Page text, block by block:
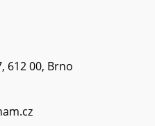
612 00, Brno